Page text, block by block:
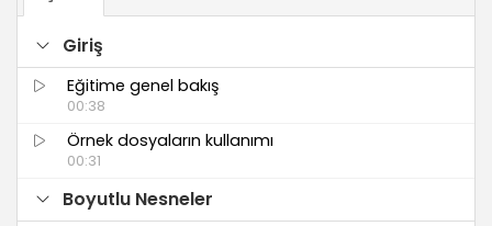
Giriş
Eğitime genel bakış
00:38
Örnek dosyaların kullanımı
00:31
Boyutlu Nesneler